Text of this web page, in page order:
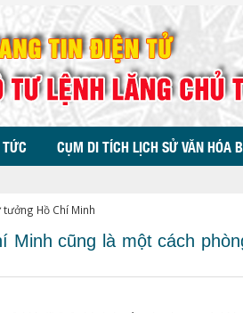
CỤM DI TÍCH LỊCH SỬ VĂN HÓA
Hồ Chí Minh
Minh cũng là một cách